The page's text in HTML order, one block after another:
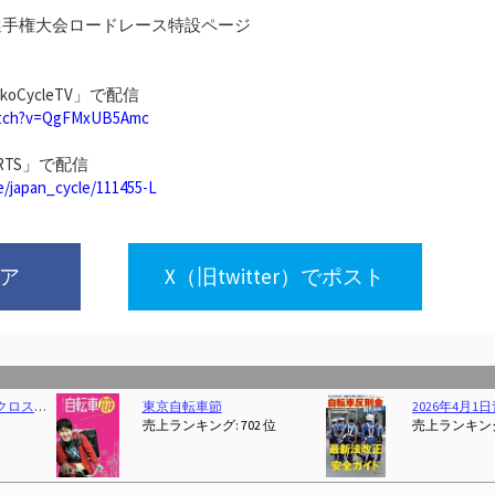
権大会ロードレース特設ページ
」で配信
」で配信
111455-L
X（旧twitter）でポスト
(2026-02-26T00:00:01Z)
(エイムック 4541 BiCYCLE CLUB別冊)
ング: 342 位
21Technology 自転車 ロードバイク 700c ジェットブラック 700×28c シマノ14段変速ギヤ ドロップハンドル 補助ブレーキ搭載 前後キャリパーブレーキ
売上ランキング: 1 位